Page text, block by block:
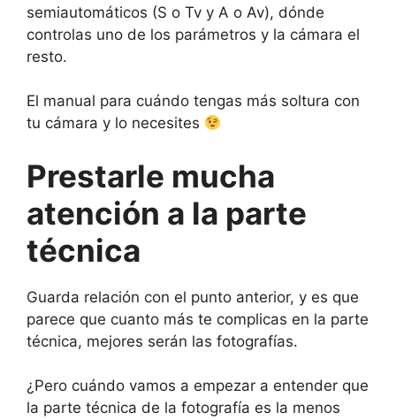
semiautomáticos (S o Tv y A o Av), dónde
controlas uno de los parámetros y la cámara el
resto.
El manual para cuándo tengas más soltura con
tu cámara y lo necesites
Prestarle mucha
atención a la parte
técnica
Guarda relación con el punto anterior, y es que
parece que cuanto más te complicas en la parte
técnica, mejores serán las fotografías.
¿Pero cuándo vamos a empezar a entender que
la parte técnica de la fotografía es la menos